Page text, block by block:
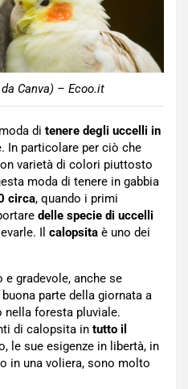
Canva) – Ecoo.it
di tenere degli uccelli in
In particolare per ciò che
varietà di colori piuttosto
moda di tenere in gabbia
circa, quando i primi
delle specie di uccelli
Il calopsita è uno dei
gradevole, anche se
parte della giornata a
nella foresta pluviale.
di calopsita in tutto il
le sue esigenze in libertà, in
in una voliera, sono molto